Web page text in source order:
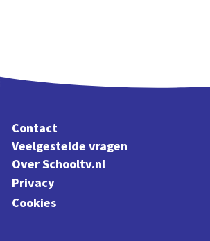
Contact
Veelgestelde vragen
Over Schooltv.nl
Privacy
Cookies